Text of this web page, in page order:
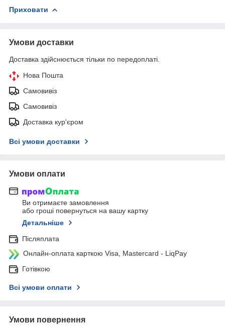
Приховати
Умови доставки
Доставка здійснюється тільки по передоплаті.
Нова Пошта
Самовивіз
Самовивіз
Доставка кур'єром
Всі умови доставки
Умови оплати
Ви отримаєте замовлення
або гроші повернуться на вашу картку
Детальніше
Післяплата
Онлайн-оплата карткою Visa, Mastercard - LiqPay
Готівкою
Всі умови оплати
Умови повернення